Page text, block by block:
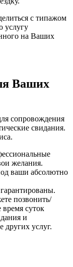
с типажом
услугу
на Ваших
Ваших
сопровождения
свидания.
желания.
ваши абсолютно
позвонить/
суток
и
других услуг.